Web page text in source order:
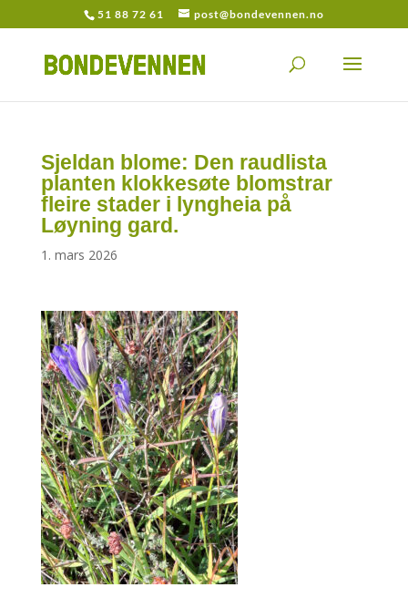
51 88 72 61 post@bondevennen.no
Sjeldan blome: Den raudlista
planten klokkesøte blomstrar
fleire stader i lyngheia på
Løyning gard.
1. mars 2026